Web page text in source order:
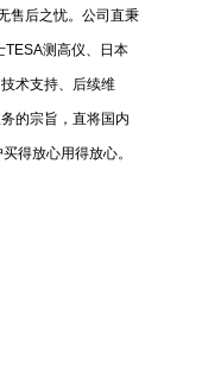
售后之忧。公司直秉
TESA测高仪、日本
术支持、后续维
的宗旨，直将国内
得放心用得放心。